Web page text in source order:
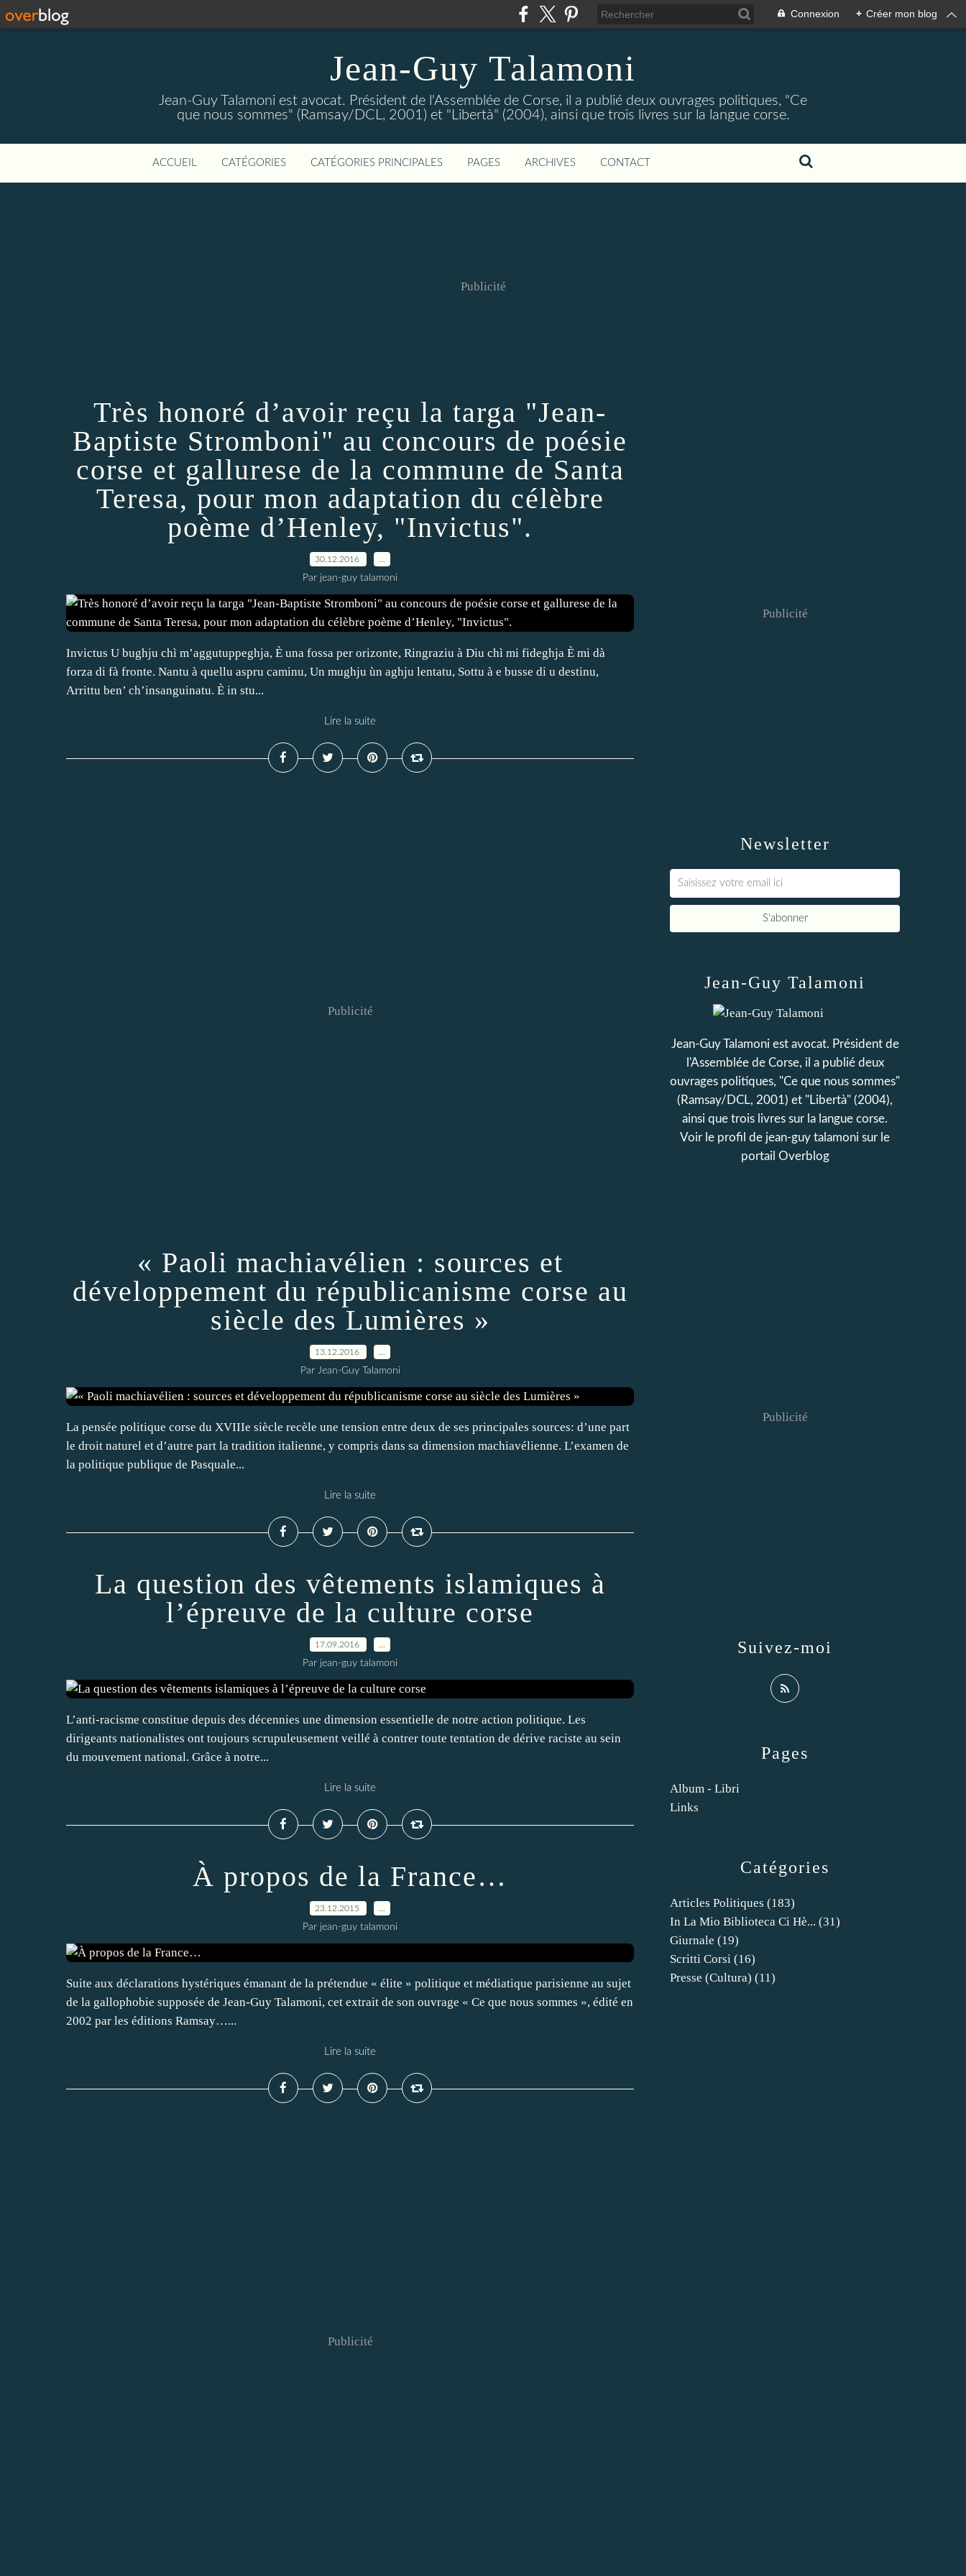
Connexion + Créer mon blog
Jean-Guy Talamoni
Jean-Guy Talamoni est avocat. Président de l'Assemblée de Corse, il a publié deux ouvrages politiques, "Ce
que nous sommes" (Ramsay/DCL, 2001) et "Libertà" (2004), ainsi que trois livres sur la langue corse.
ACCUEIL CATÉGORIES CATÉGORIES PRINCIPALES PAGES ARCHIVES CONTACT
Publicité
Très honoré d’avoir reçu la targa "Jean-
Baptiste Stromboni" au concours de poésie
corse et gallurese de la commune de Santa
Teresa, pour mon adaptation du célèbre
poème d’Henley, "Invictus".
30.12.2016
Par jean-guy talamoni
Invictus U bughju chì m’aggutuppeghja, È una fossa per orizonte, Ringraziu à Diu chì mi fideghja È mi dà
forza di fà fronte. Nantu à quellu aspru caminu, Un mughju ùn aghju lentatu, Sottu à e busse di u destinu,
Arrittu ben’ ch’insanguinatu. È in stu...
Lire la suite
Publicité
« Paoli machiavélien : sources et
développement du républicanisme corse au
siècle des Lumières »
13.12.2016
Par Jean-Guy Talamoni
La pensée politique corse du XVIIIe siècle recèle une tension entre deux de ses principales sources: d’une part
le droit naturel et d’autre part la tradition italienne, y compris dans sa dimension machiavélienne. L’examen de
la politique publique de Pasquale...
Lire la suite
La question des vêtements islamiques à
l’épreuve de la culture corse
17.09.2016
Par jean-guy talamoni
L’anti-racisme constitue depuis des décennies une dimension essentielle de notre action politique. Les
dirigeants nationalistes ont toujours scrupuleusement veillé à contrer toute tentation de dérive raciste au sein
du mouvement national. Grâce à notre...
Lire la suite
À propos de la France…
23.12.2015
Par jean-guy talamoni
Suite aux déclarations hystériques émanant de la prétendue « élite » politique et médiatique parisienne au sujet
de la gallophobie supposée de Jean-Guy Talamoni, cet extrait de son ouvrage « Ce que nous sommes », édité en
2002 par les éditions Ramsay…...
Lire la suite
Publicité
Newsletter
Publicité
Catégories
Articles Politiques (183)
In La Mio Biblioteca Ci Hè... (31)
Giurnale (19)
Scritti Corsi (16)
Presse (cultura) (11)
Pages
Album - Libri
Links
Jean-Guy Talamoni
Jean-Guy Talamoni est avocat. Président de
l'Assemblée de Corse, il a publié deux
ouvrages politiques, "Ce que nous sommes"
(Ramsay/DCL, 2001) et "Libertà" (2004),
ainsi que trois livres sur la langue corse.
Voir le profil de jean-guy talamoni sur le
portail Overblog
Suivez-moi
Publicité